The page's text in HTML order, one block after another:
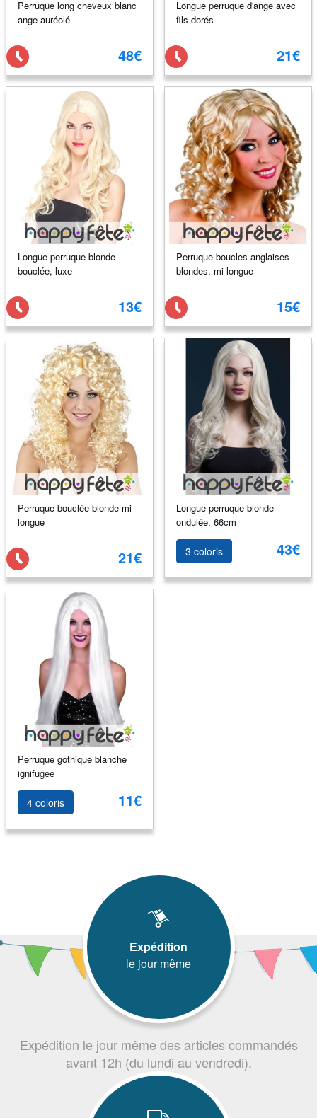
Perruque long cheveux blanc
ange auréolé
48€
Longue perruque d'ange avec
fils dorés
21€
Longue perruque blonde
bouclée, luxe
13€
Perruque boucles anglaises
blondes, mi-longue
15€
Perruque bouclée blonde mi-
longue
21€
Longue perruque blonde
ondulée. 66cm
3 coloris 43€
Perruque gothique blanche
ignifugee
4 coloris 11€
Expédition
le jour même
Expédition le jour même des articles commandés
avant 12h (du lundi au vendredi).